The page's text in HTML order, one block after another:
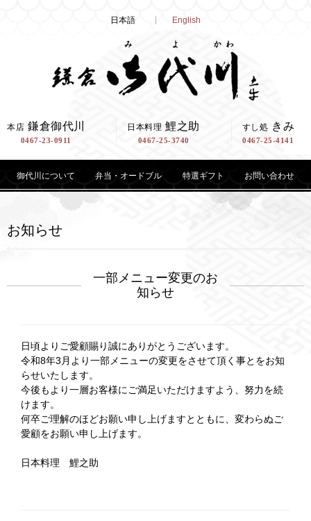
English
日本語
本店 鎌倉御代川
0467-23-0911
日本料理 鯉之助
0467-25-3740
すし処 きみ
0467-25-4141
御代川について 弁当・オードブル 特選ギフト お問い合わせ
お知らせ
一部メニュー変更のお
知らせ
日頃よりご愛顧賜り誠にありがとうございます。
令和8年3月より一部メニューの変更をさせて頂く事とをお知
らせいたします。
今後もより一層お客様にご満足いただけますよう、努力を続
けます。
何卒ご理解のほどお願い申し上げますとともに、変わらぬご
愛顧をお願い申し上げます。
日本料理 鯉之助